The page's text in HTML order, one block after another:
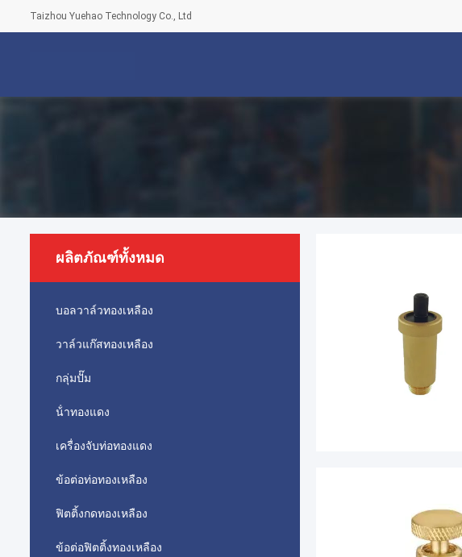
Taizhou Yuehao Technology Co., Ltd
ผลิตภัณฑ์ทั้งหมด
บอลวาล์วทองเหลือง
วาล์วแก๊สทองเหลือง
กลุ่มปั๊ม
น้ําทองแดง
เครื่องจับท่อทองแดง
ข้อต่อท่อทองเหลือง
ฟิตติ้งกดทองเหลือง
ข้อต่อฟิตติ้งทองเหลือง